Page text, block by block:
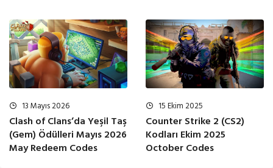
13 Mayıs 2026
Clash of Clans’da Yeşil Taş
(Gem) Ödülleri Mayıs 2026
May Redeem Codes
15 Ekim 2025
Counter Strike 2 (CS2)
Kodları Ekim 2025
October Codes